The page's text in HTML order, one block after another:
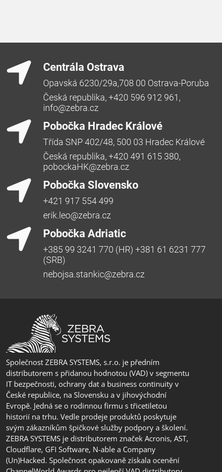
Centrála Ostrava
Opavská 6230/29a,708 00 Ostrava-Poruba
Česká republika, +420 596 912 961,
info@zebra.cz
Pobočka Hradec Králové
Třída SNP 402/48, 500 03 Hradec Králové
Česká republika, +420 491 615 380,
pobockaHK@zebra.cz
Pobočka Slovensko
+421 917 554 499
erik.leo@zebra.cz
Pobočka Adriatic
+385 99 3241 770 (HR) +381 61 6231 777
(SRB)
nebojsa.stankic@zebra.cz
Společnost ZEBRA SYSTEMS, s.r.o. je předním
distributorem s přidanou hodnotou (VAD) v segmentu
IT bezpečnosti, ochrany dat a business continuity v
České republice, na Slovensku a v jihovýchodní
Evropě. Jedná se o rodinnou firmu s třicetiletou
historií na trhu. Vedle prodeje produktů poskytuje
svým zákazníkům špičkové služby podpory a školení.
ZEBRA SYSTEMS je distributorem značek Acronis, AST,
Cloudflare, GFI Software, N-able a Company
(Un)Hacked. Společnost opakovaně získala ocenění